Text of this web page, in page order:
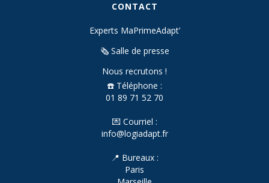
CONTACT
Experts MaPrimeAdapt’
🗞️ Salle de presse
Nous recrutons !
☎️ Téléphone :
01 89 71 52 70
💌 Courriel :
info@logiadapt.fr
📍 Bureaux :
Paris